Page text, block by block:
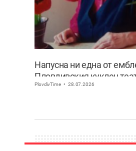
Напусна ни една от
Пловдивския куклен
Апостолова
PlovdivTime 28.07.2026